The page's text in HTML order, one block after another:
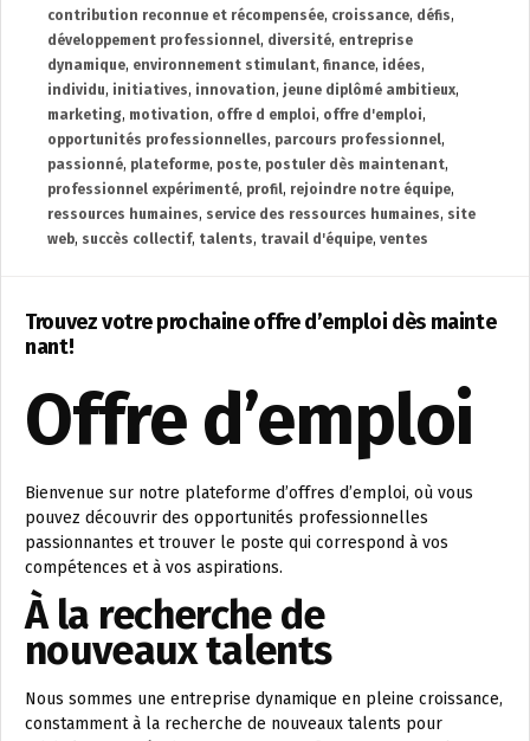
contribution reconnue et récompensée, croissance, défis,
développement professionnel, diversité, entreprise
dynamique, environnement stimulant, finance, idées,
individu, initiatives, innovation, jeune diplômé ambitieux,
marketing, motivation, offre d emploi, offre d'emploi,
opportunités professionnelles, parcours professionnel,
passionné, plateforme, poste, postuler dès maintenant,
professionnel expérimenté, profil, rejoindre notre équipe,
ressources humaines, service des ressources humaines, site
web, succès collectif, talents, travail d'équipe, ventes
Trouvez votre prochaine offre d’emploi dès mainte
nant!
Offre d’emploi
Bienvenue sur notre plateforme d’offres d’emploi, où vous
pouvez découvrir des opportunités professionnelles
passionnantes et trouver le poste qui correspond à vos
compétences et à vos aspirations.
À la recherche de
nouveaux talents
Nous sommes une entreprise dynamique en pleine croissance,
constamment à la recherche de nouveaux talents pour